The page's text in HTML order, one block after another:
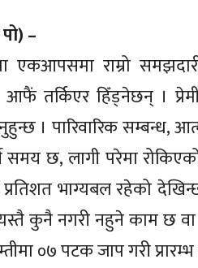
–
राम्रो
आफैं तर्किएर हिँड्नेछन् ।
। पारिवारिक सम्बन्ध,
समय छ, लागी परेमा
भाग्यबल रहेको
कुनै नगरी नहुने काम छ
०७ पटक जाप गरी